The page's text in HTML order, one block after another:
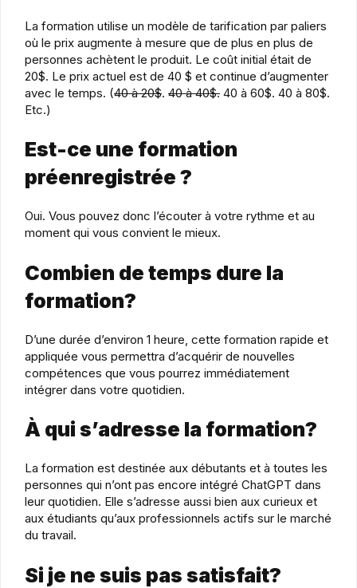
La formation utilise un modèle de tarification par paliers
où le prix augmente à mesure que de plus en plus de
personnes achètent le produit. Le coût initial était de
20$. Le prix actuel est de 40 $ et continue d’augmenter
avec le temps. (40 à 20$. 40 à 40$. 40 à 60$. 40 à 80$.
Etc.)
Est-ce une formation
préenregistrée ?
Oui. Vous pouvez donc l’écouter à votre rythme et au
moment qui vous convient le mieux.
Combien de temps dure la
formation?
D’une durée d’environ 1 heure, cette formation rapide et
appliquée vous permettra d’acquérir de nouvelles
compétences que vous pourrez immédiatement
intégrer dans votre quotidien.
À qui s’adresse la formation?
La formation est destinée aux débutants et à toutes les
personnes qui n’ont pas encore intégré ChatGPT dans
leur quotidien. Elle s’adresse aussi bien aux curieux et
aux étudiants qu’aux professionnels actifs sur le marché
du travail.
Si je ne suis pas satisfait?